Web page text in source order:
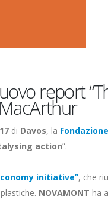
report
di Davos, la
action”.
initiative”, che
NOVAMONT ha